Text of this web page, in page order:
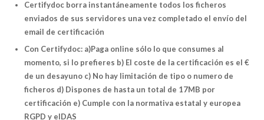
Certifydoc borra instantáneamente todos los ficheros
enviados de sus servidores una vez completado el envío del
email de certificación
Con Certifydoc: a)Paga online sólo lo que consumes al
momento, si lo prefieres b) El coste de la certificación es el €
de un desayuno c) No hay limitación de tipo o numero de
ficheros d) Dispones de hasta un total de 17MB por
certificación e) Cumple con la normativa estatal y europea
RGPD y eIDAS